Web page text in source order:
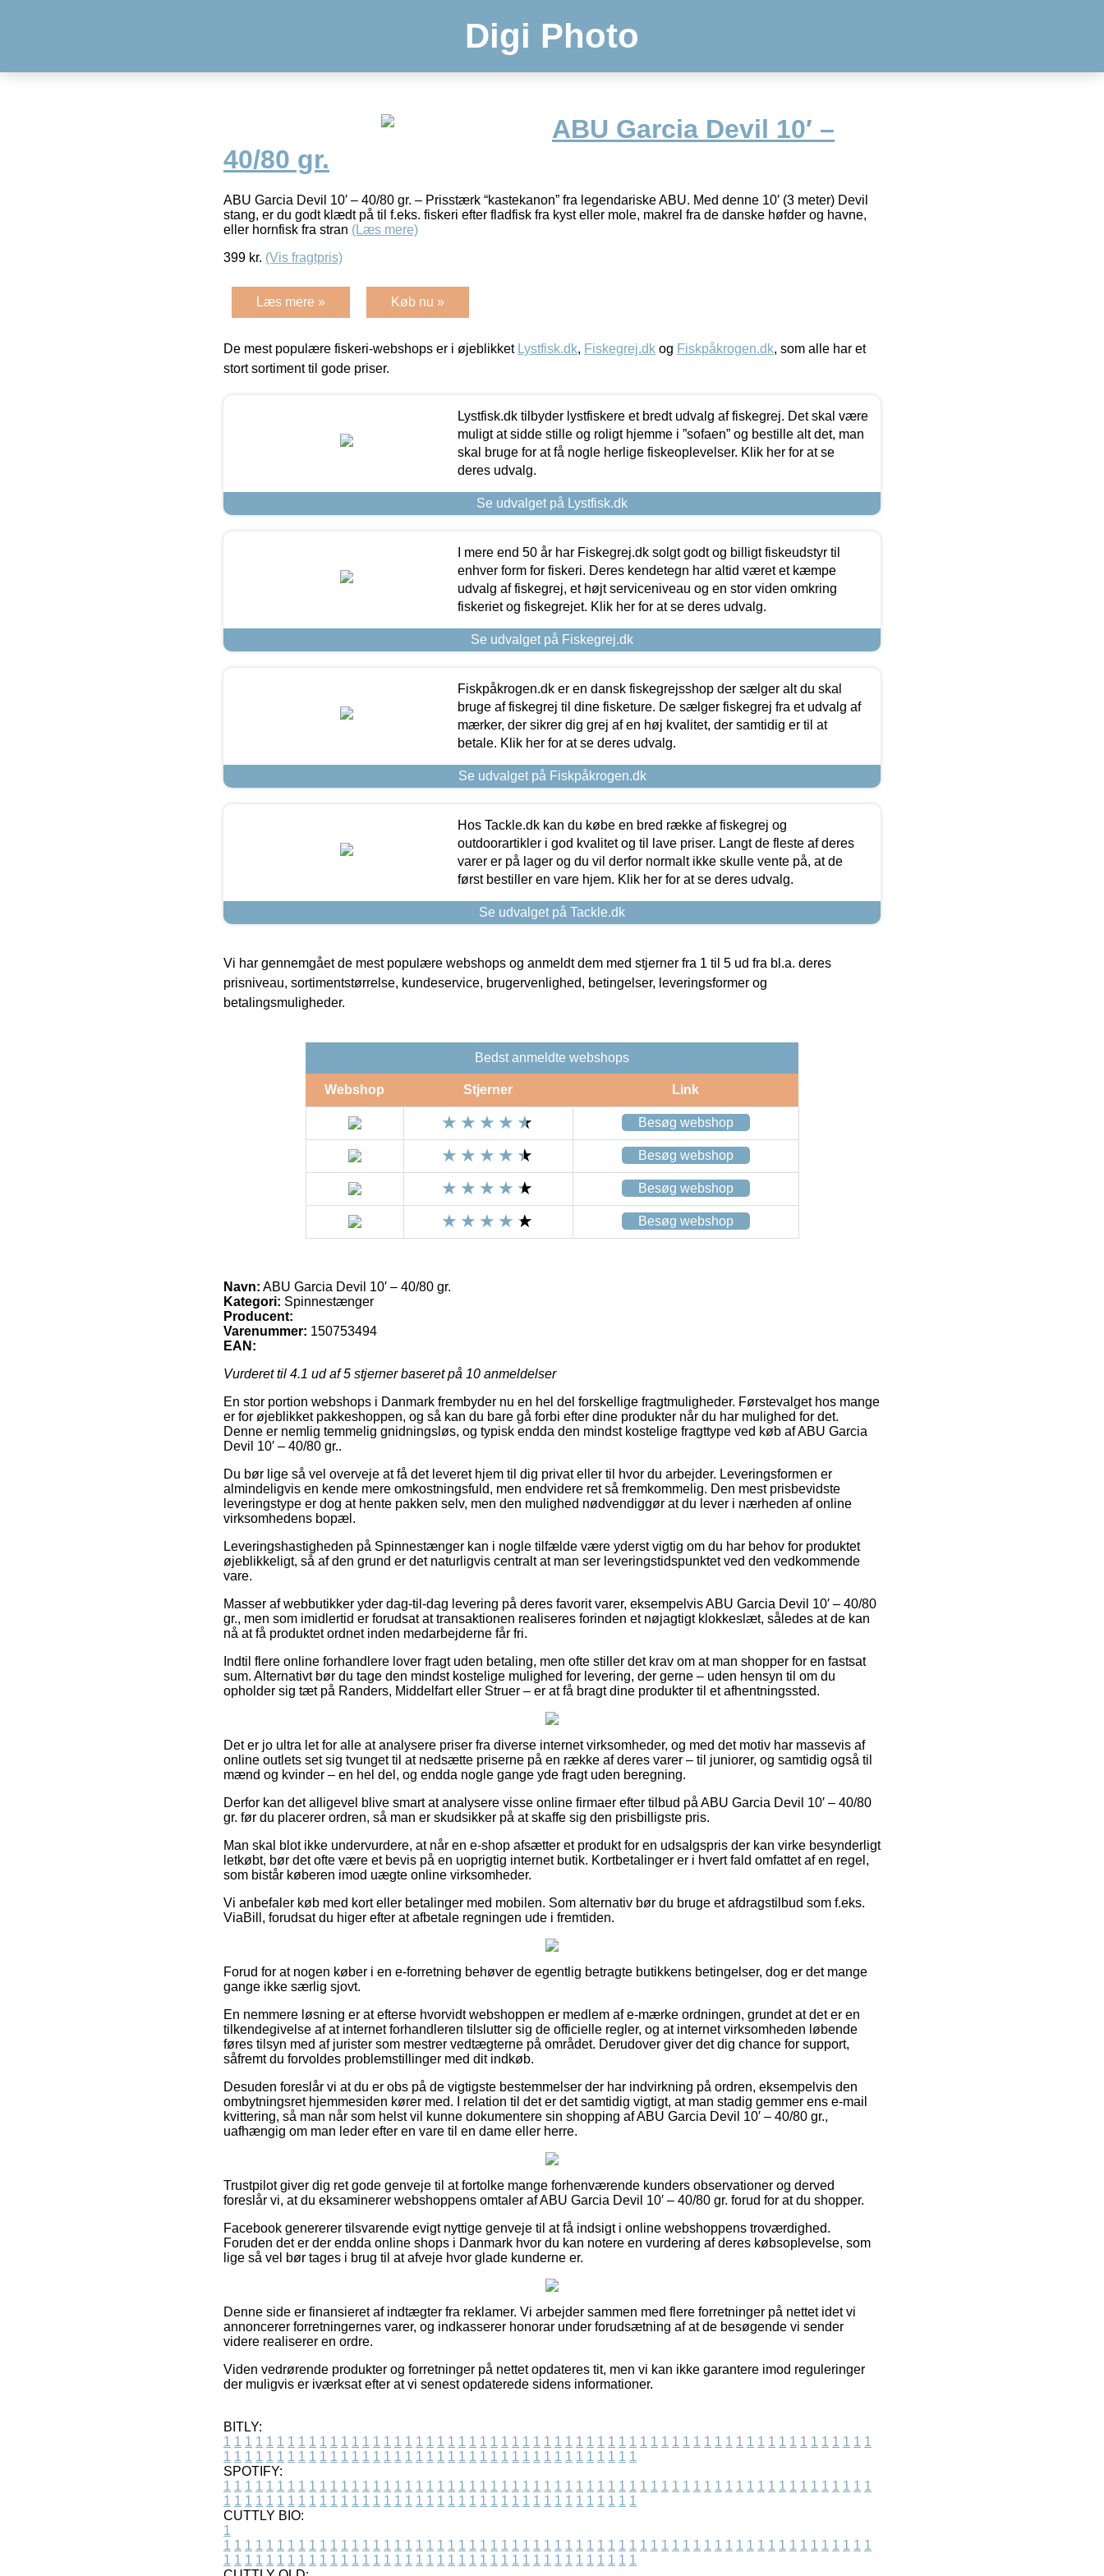
Digi Photo
ABU Garcia Devil 10′ –
40/80 gr.
ABU Garcia Devil 10′ – 40/80 gr. – Prisstærk “kastekanon” fra legendariske ABU. Med denne 10′ (3 meter) Devil
stang, er du godt klædt på til f.eks. fiskeri efter fladfisk fra kyst eller mole, makrel fra de danske høfder og havne,
eller hornfisk fra stran (Læs mere)
399 kr. (Vis fragtpris)
Læs mere » Køb nu »
De mest populære fiskeri-webshops er i øjeblikket Lystfisk.dk, Fiskegrej.dk og Fiskpåkrogen.dk, som alle har et
stort sortiment til gode priser.
Lystfisk.dk tilbyder lystfiskere et bredt udvalg af fiskegrej. Det skal være
muligt at sidde stille og roligt hjemme i ”sofaen” og bestille alt det, man
skal bruge for at få nogle herlige fiskeoplevelser. Klik her for at se
deres udvalg.
Se udvalget på Lystfisk.dk
I mere end 50 år har Fiskegrej.dk solgt godt og billigt fiskeudstyr til
enhver form for fiskeri. Deres kendetegn har altid været et kæmpe
udvalg af fiskegrej, et højt serviceniveau og en stor viden omkring
fiskeriet og fiskegrejet. Klik her for at se deres udvalg.
Se udvalget på Fiskegrej.dk
Fiskpåkrogen.dk er en dansk fiskegrejsshop der sælger alt du skal
bruge af fiskegrej til dine fisketure. De sælger fiskegrej fra et udvalg af
mærker, der sikrer dig grej af en høj kvalitet, der samtidig er til at
betale. Klik her for at se deres udvalg.
Se udvalget på Fiskpåkrogen.dk
Hos Tackle.dk kan du købe en bred række af fiskegrej og
outdoorartikler i god kvalitet og til lave priser. Langt de fleste af deres
varer er på lager og du vil derfor normalt ikke skulle vente på, at de
først bestiller en vare hjem. Klik her for at se deres udvalg.
Se udvalget på Tackle.dk
Vi har gennemgået de mest populære webshops og anmeldt dem med stjerner fra 1 til 5 ud fra bl.a. deres
prisniveau, sortimentstørrelse, kundeservice, brugervenlighed, betingelser, leveringsformer og
betalingsmuligheder.
Bedst anmeldte webshops
Webshop Stjerner Link
Besøg webshop
Besøg webshop
Besøg webshop
Besøg webshop
Navn: ABU Garcia Devil 10′ – 40/80 gr.
Kategori: Spinnestænger
Producent:
Varenummer: 150753494
EAN:
Vurderet til 4.1 ud af 5 stjerner baseret på 10 anmeldelser
En stor portion webshops i Danmark frembyder nu en hel del forskellige fragtmuligheder. Førstevalget hos mange
er for øjeblikket pakkeshoppen, og så kan du bare gå forbi efter dine produkter når du har mulighed for det.
Denne er nemlig temmelig gnidningsløs, og typisk endda den mindst kostelige fragttype ved køb af ABU Garcia
Devil 10′ – 40/80 gr..
Du bør lige så vel overveje at få det leveret hjem til dig privat eller til hvor du arbejder. Leveringsformen er
almindeligvis en kende mere omkostningsfuld, men endvidere ret så fremkommelig. Den mest prisbevidste
leveringstype er dog at hente pakken selv, men den mulighed nødvendiggør at du lever i nærheden af online
virksomhedens bopæl.
Leveringshastigheden på Spinnestænger kan i nogle tilfælde være yderst vigtig om du har behov for produktet
øjeblikkeligt, så af den grund er det naturligvis centralt at man ser leveringstidspunktet ved den vedkommende
vare.
Masser af webbutikker yder dag-til-dag levering på deres favorit varer, eksempelvis ABU Garcia Devil 10′ – 40/80
gr., men som imidlertid er forudsat at transaktionen realiseres forinden et nøjagtigt klokkeslæt, således at de kan
nå at få produktet ordnet inden medarbejderne får fri.
Indtil flere online forhandlere lover fragt uden betaling, men ofte stiller det krav om at man shopper for en fastsat
sum. Alternativt bør du tage den mindst kostelige mulighed for levering, der gerne – uden hensyn til om du
opholder sig tæt på Randers, Middelfart eller Struer – er at få bragt dine produkter til et afhentningssted.
Det er jo ultra let for alle at analysere priser fra diverse internet virksomheder, og med det motiv har massevis af
online outlets set sig tvunget til at nedsætte priserne på en række af deres varer – til juniorer, og samtidig også til
mænd og kvinder – en hel del, og endda nogle gange yde fragt uden beregning.
Derfor kan det alligevel blive smart at analysere visse online firmaer efter tilbud på ABU Garcia Devil 10′ – 40/80
gr. før du placerer ordren, så man er skudsikker på at skaffe sig den prisbilligste pris.
Man skal blot ikke undervurdere, at når en e-shop afsætter et produkt for en udsalgspris der kan virke besynderligt
letkøbt, bør det ofte være et bevis på en uoprigtig internet butik. Kortbetalinger er i hvert fald omfattet af en regel,
som bistår køberen imod uægte online virksomheder.
Vi anbefaler køb med kort eller betalinger med mobilen. Som alternativ bør du bruge et afdragstilbud som f.eks.
ViaBill, forudsat du higer efter at afbetale regningen ude i fremtiden.
Forud for at nogen køber i en e-forretning behøver de egentlig betragte butikkens betingelser, dog er det mange
gange ikke særlig sjovt.
En nemmere løsning er at efterse hvorvidt webshoppen er medlem af e-mærke ordningen, grundet at det er en
tilkendegivelse af at internet forhandleren tilslutter sig de officielle regler, og at internet virksomheden løbende
føres tilsyn med af jurister som mestrer vedtægterne på området. Derudover giver det dig chance for support,
såfremt du forvoldes problemstillinger med dit indkøb.
Desuden foreslår vi at du er obs på de vigtigste bestemmelser der har indvirkning på ordren, eksempelvis den
ombytningsret hjemmesiden kører med. I relation til det er det samtidig vigtigt, at man stadig gemmer ens e-mail
kvittering, så man når som helst vil kunne dokumentere sin shopping af ABU Garcia Devil 10′ – 40/80 gr.,
uafhængig om man leder efter en vare til en dame eller herre.
Trustpilot giver dig ret gode genveje til at fortolke mange forhenværende kunders observationer og derved
foreslår vi, at du eksaminerer webshoppens omtaler af ABU Garcia Devil 10′ – 40/80 gr. forud for at du shopper.
Facebook genererer tilsvarende evigt nyttige genveje til at få indsigt i online webshoppens troværdighed.
Foruden det er der endda online shops i Danmark hvor du kan notere en vurdering af deres købsoplevelse, som
lige så vel bør tages i brug til at afveje hvor glade kunderne er.
Denne side er finansieret af indtægter fra reklamer. Vi arbejder sammen med flere forretninger på nettet idet vi
annoncerer forretningernes varer, og indkasserer honorar under forudsætning af at de besøgende vi sender
videre realiserer en ordre.
Viden vedrørende produkter og forretninger på nettet opdateres tit, men vi kan ikke garantere imod reguleringer
der muligvis er iværksat efter at vi senest opdaterede sidens informationer.
BITLY:
1 1 1 1 1 1 1 1 1 1 1 1 1 1 1 1 1 1 1 1 1 1 1 1 1 1 1 1 1 1 1 1 1 1 1 1 1 1 1 1 1 1 1 1 1 1 1 1 1 1 1 1 1 1 1 1 1 1 1 1 1
1 1 1 1 1 1 1 1 1 1 1 1 1 1 1 1 1 1 1 1 1 1 1 1 1 1 1 1 1 1 1 1 1 1 1 1 1 1 1
SPOTIFY:
1 1 1 1 1 1 1 1 1 1 1 1 1 1 1 1 1 1 1 1 1 1 1 1 1 1 1 1 1 1 1 1 1 1 1 1 1 1 1 1 1 1 1 1 1 1 1 1 1 1 1 1 1 1 1 1 1 1 1 1 1
1 1 1 1 1 1 1 1 1 1 1 1 1 1 1 1 1 1 1 1 1 1 1 1 1 1 1 1 1 1 1 1 1 1 1 1 1 1 1
CUTTLY BIO:
1
1 1 1 1 1 1 1 1 1 1 1 1 1 1 1 1 1 1 1 1 1 1 1 1 1 1 1 1 1 1 1 1 1 1 1 1 1 1 1 1 1 1 1 1 1 1 1 1 1 1 1 1 1 1 1 1 1 1 1 1 1
1 1 1 1 1 1 1 1 1 1 1 1 1 1 1 1 1 1 1 1 1 1 1 1 1 1 1 1 1 1 1 1 1 1 1 1 1 1 1